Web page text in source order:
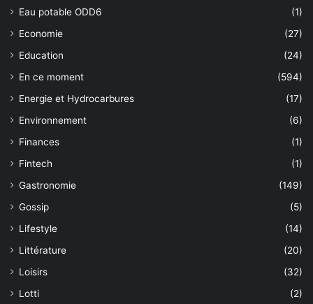
Eau potable ODD6
(1)
Economie
(27)
Education
(24)
En ce moment
(594)
Energie et Hydrocarbures
(17)
Environnement
(6)
Finances
(1)
Fintech
(1)
Gastronomie
(149)
Gossip
(5)
Lifestyle
(14)
Littérature
(20)
Loisirs
(32)
Lotti
(2)